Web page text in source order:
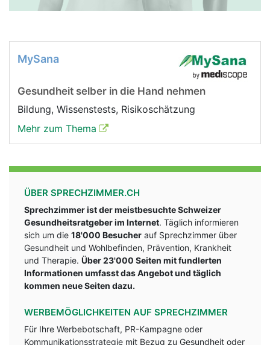
MySana
Gesundheit selber in die Hand nehmen
Bildung, Wissenstests, Risikoschätzung
Mehr zum Thema
ÜBER SPRECHZIMMER.CH
Sprechzimmer ist der meistbesuchte Schweizer
Gesundheitsratgeber im Internet. Täglich informieren
sich um die 18'000 Besucher auf Sprechzimmer über
Gesundheit und Wohlbefinden, Prävention, Krankheit
und Therapie. Über 23'000 Seiten mit fundlerten
Informationen umfasst das Angebot und täglich
kommen neue Seiten dazu.
WERBEMÖGLICHKEITEN AUF SPRECHZIMMER
Für Ihre Werbebotschaft, PR-Kampagne oder
Kommunikationsstrategie mit Bezug zu Gesundheit oder